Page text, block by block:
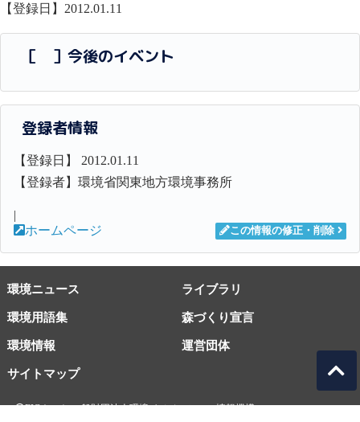
【登録日】2012.01.11
［ ］今後のイベント
登録者情報
【登録日】 2012.01.11
【登録者】環境省関東地方環境事務所
|
ホームページ
この情報の修正・削除
環境ニュース ライブラリ
環境用語集 森づくり宣言
環境情報
サイトマップ
運営団体
EICネット 一般財団法人環境イノベーション情報機構